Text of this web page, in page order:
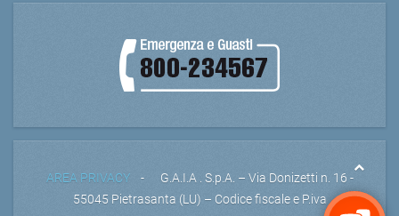
AREA PRIVACY- G.A.I.A . S.p.A. – Via Donizetti n. 16 -
55045 Pietrasanta (LU) – Codice fiscale e P.iva